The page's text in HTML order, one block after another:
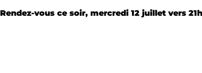
Rendez-vous ce soir, mercredi 12 juillet vers